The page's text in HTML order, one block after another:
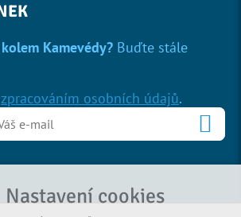
Kamevédy? Buďte stále
zpracováním osobních údajů.
Nastavení cookies